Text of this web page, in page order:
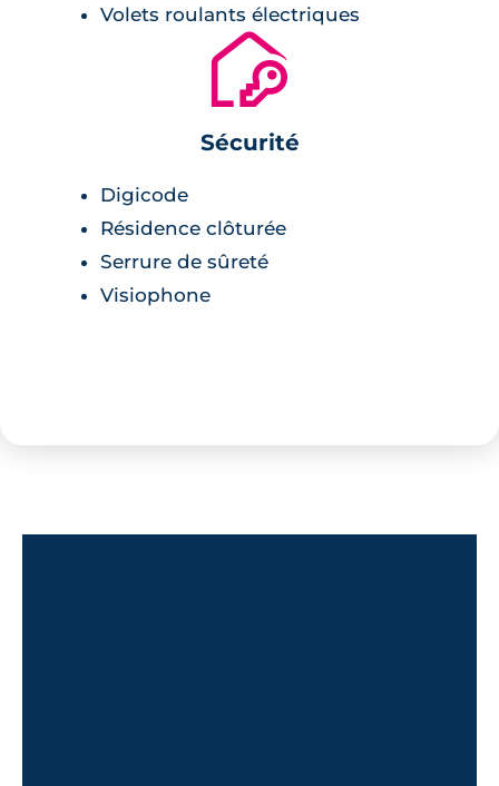
Volets roulants électriques
🔐
Sécurité
Digicode
Résidence clôturée
Serrure de sûreté
Visiophone